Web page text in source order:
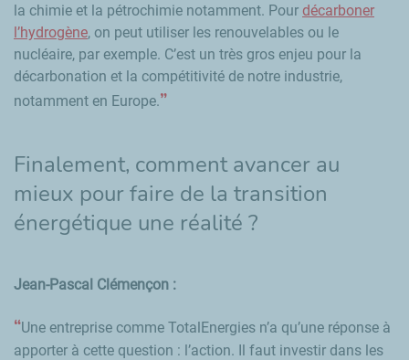
la chimie et la pétrochimie notamment. Pour décarboner
l’hydrogène, on peut utiliser les renouvelables ou le
nucléaire, par exemple. C’est un très gros enjeu pour la
décarbonation et la compétitivité de notre industrie,
notamment en Europe.
Finalement, comment avancer au
mieux pour faire de la transition
énergétique une réalité ?
Jean-Pascal Clémençon :
Une entreprise comme TotalEnergies n’a qu’une réponse à
apporter à cette question : l’action. Il faut investir dans les